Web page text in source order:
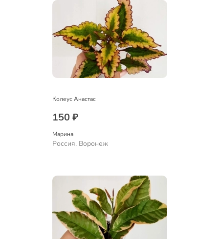
Колеус Анастас
150 ₽
Марина
Россия, Воронеж